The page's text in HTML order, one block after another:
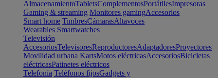
AlmacenamientoTabletsComplementosPortátilesImpresoras
Gaming & streaming Monitores gamingAccesorios
Smart home TimbresCámarasAltavoces
Wearables Smartwatches
Televisión
AccesoriosTelevisoresReproductoresAdaptadoresProyectores
Movilidad urbana KartsMotos eléctricasAccesoriosBicicletas
eléctricasPatinetes eléctricos
Telefonía Teléfonos fijosGadgets y